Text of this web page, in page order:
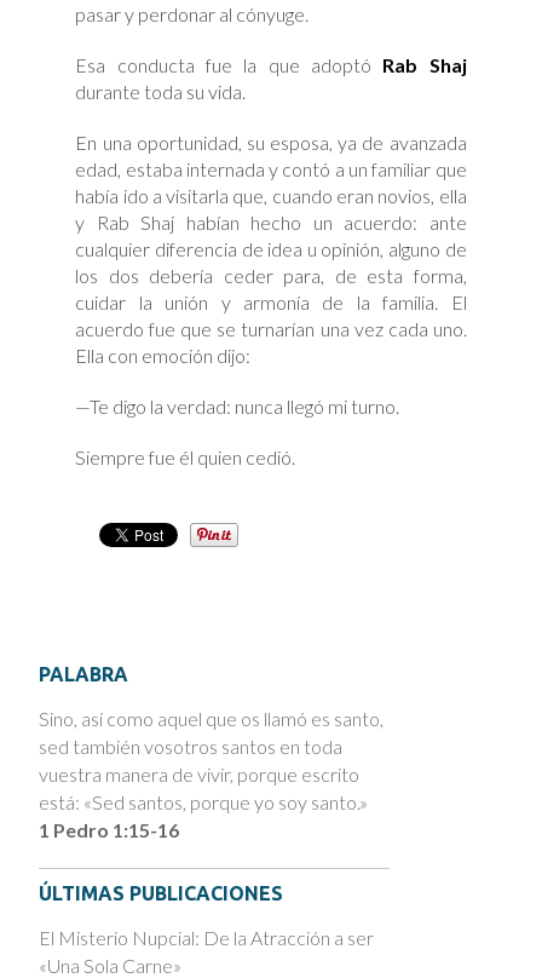
pasar y perdonar al cónyuge.
Esa conducta fue la que adoptó Rab Shaj
durante toda su vida.
En una oportunidad, su esposa, ya de avanzada
edad, estaba internada y contó a un familiar que
había ido a visitarla que, cuando eran novios, ella
y Rab Shaj habían hecho un acuerdo: ante
cualquier diferencia de idea u opinión, alguno de
los dos debería ceder para, de esta forma,
cuidar la unión y armonía de la familia. El
acuerdo fue que se turnarían una vez cada uno.
Ella con emoción dijo:
—Te digo la verdad: nunca llegó mi turno.
Siempre fue él quien cedió.
PALABRA
Sino, así como aquel que os llamó es santo,
sed también vosotros santos en toda
vuestra manera de vivir, porque escrito
está: «Sed santos, porque yo soy santo.»
1 Pedro 1:15-16
ÚLTIMAS PUBLICACIONES
El Misterio Nupcial: De la Atracción a ser
«Una Sola Carne»